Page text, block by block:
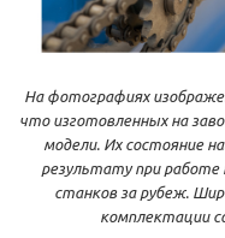
На фотографиях
что изготовленных на
модели. Их состояние
результату при работе
станков за рубеж.
комплектации